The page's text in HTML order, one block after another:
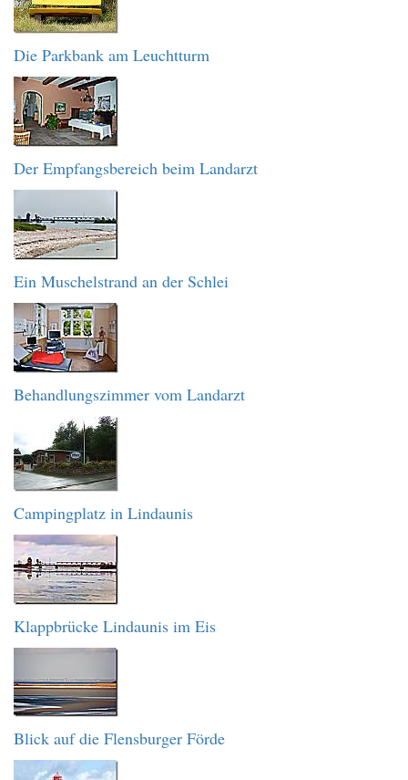
Die Parkbank am Leuchtturm
Der Empfangsbereich beim Landarzt
Ein Muschelstrand an der Schlei
Behandlungszimmer vom Landarzt
Campingplatz in Lindaunis
Klappbrücke Lindaunis im Eis
Blick auf die Flensburger Förde